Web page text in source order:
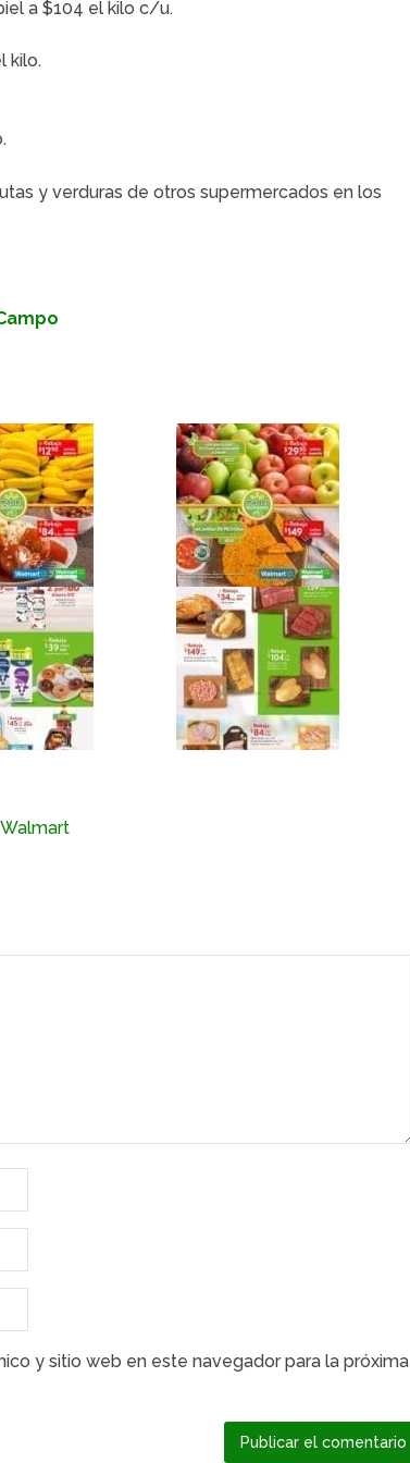
a $104 el kilo c/u.
kilo.
y verduras de otros supermercados en los
Walmart
y sitio web en este navegador para la próxima